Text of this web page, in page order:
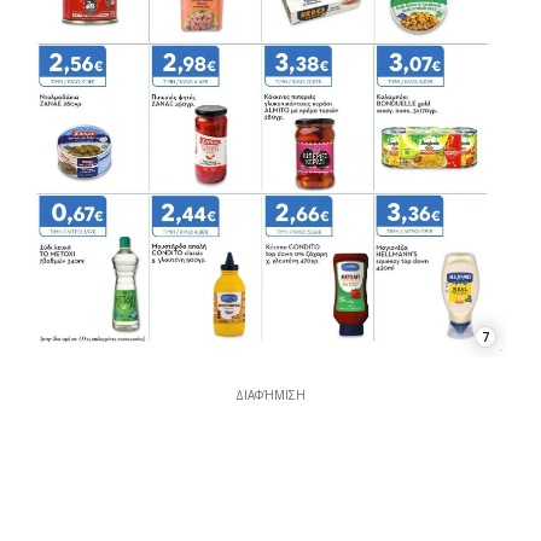
7
ΔΙΑΦΉΜΙΣΗ